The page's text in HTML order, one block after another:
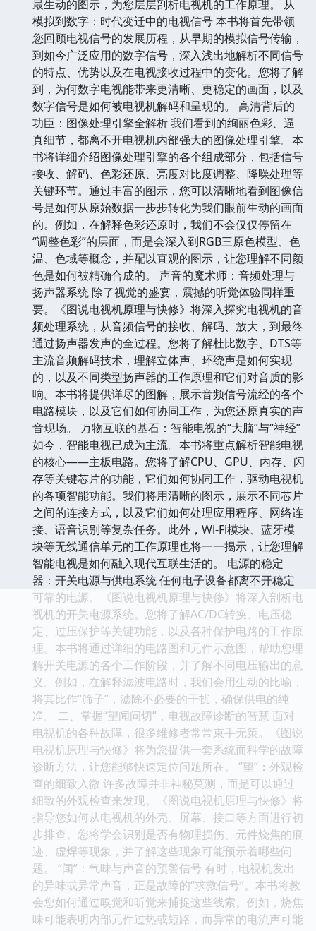
最生动的图示，为您层层剖析电视机的工作原理。 从
模拟到数字：时代变迁中的电视信号 本书将首先带领
您回顾电视信号的发展历程，从早期的模拟信号传输，
到如今广泛应用的数字信号，深入浅出地解析不同信号
的特点、优势以及在电视接收过程中的变化。您将了解
到，为何数字电视能带来更清晰、更稳定的画面，以及
数字信号是如何被电视机解码和呈现的。 高清背后的
功臣：图像处理引擎全解析 我们看到的绚丽色彩、逼
真细节，都离不开电视机内部强大的图像处理引擎。本
书将详细介绍图像处理引擎的各个组成部分，包括信号
接收、解码、色彩还原、亮度对比度调整、降噪处理等
关键环节。通过丰富的图示，您可以清晰地看到图像信
号是如何从原始数据一步步转化为我们眼前生动的画面
的。例如，在解释色彩还原时，我们不会仅仅停留在
“调整色彩”的层面，而是会深入到RGB三原色模型、色
温、色域等概念，并配以直观的图示，让您理解不同颜
色是如何被精确合成的。 声音的魔术师：音频处理与
扬声器系统 除了视觉的盛宴，震撼的听觉体验同样重
要。《图说电视机原理与快修》将深入探究电视机的音
频处理系统，从音频信号的接收、解码、放大，到最终
通过扬声器发声的全过程。您将了解杜比数字、DTS等
主流音频解码技术，理解立体声、环绕声是如何实现
的，以及不同类型扬声器的工作原理和它们对音质的影
响。本书将提供详尽的图解，展示音频信号流经的各个
电路模块，以及它们如何协同工作，为您还原真实的声
音现场。 万物互联的基石：智能电视的“大脑”与“神经”
如今，智能电视已成为主流。本书将重点解析智能电视
的核心——主板电路。您将了解CPU、GPU、内存、闪
存等关键芯片的功能，它们如何协同工作，驱动电视机
的各项智能功能。我们将用清晰的图示，展示不同芯片
之间的连接方式，以及它们如何处理应用程序、网络连
接、语音识别等复杂任务。此外，Wi-Fi模块、蓝牙模
块等无线通信单元的工作原理也将一一揭示，让您理解
智能电视是如何融入现代互联生活的。 电源的稳定
器：开关电源与供电系统 任何电子设备都离不开稳定
可靠的电源。《图说电视机原理与快修》将深入剖析电
视机的开关电源系统。您将了解AC/DC转换、电压稳
定、过压保护等关键功能，以及各种保护电路的工作原
理。本书将通过详细的电路图和元件示意图，帮助您理
解开关电源的各个工作阶段，并了解不同电压输出的意
义。例如，在解释滤波电路时，我们会用生动的比喻，
将其比作“筛子”，滤除不必要的干扰，确保供电的纯
净。 二、掌握“望闻问切”，电视故障诊断的智慧 面对
电视机的各种故障，很多维修者常常束手无策。《图说
电视机原理与快修》将为您提供一套系统而科学的故障
诊断方法，让您能够快速定位问题所在。 “望”：外观检
查的细致入微 许多故障并非神秘莫测，而是可以通过
细致的外观检查来发现。《图说电视机原理与快修》将
指导您如何从电视机的外壳、屏幕、接口等方面进行初
步排查。您将学会识别是否有物理损伤、元件烧焦的痕
迹、虚焊等现象，并了解这些现象可能预示着哪些问
题。 “闻”：气味与声音的预警信号 有时，电视机发出
的异味或异常声音，正是故障的“求救信号”。本书将教
会您如何通过嗅觉和听觉来捕捉这些线索。例如，烧焦
味可能表明内部元件过热或短路，而异常的电流声可能